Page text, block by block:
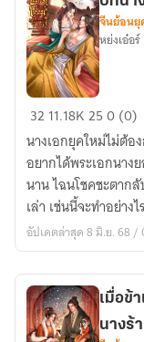
ร้าย
ปลด
ระวาง
ผู้
หนึ่ง
บท
ผู้
แสน
โง่
งม
ข้า
ขอรับ
ไว้!
จีนย้อน
หย่งเอ๋อร์
32 11.18K250 (0)
นางเอกยุคใหม่ไม่ต้อ
อยากได้พระเอกนาง
นาน ไฉนโชคชะตาก
เล่า เช่นนี้จะทำอย่างไ
อัปเดตล่าสุด 8 มิ.ย. 68 /
เมื่อข้
นางร้